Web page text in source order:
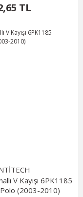
TL
V Kayışı 6PK1185
(2003-2010)